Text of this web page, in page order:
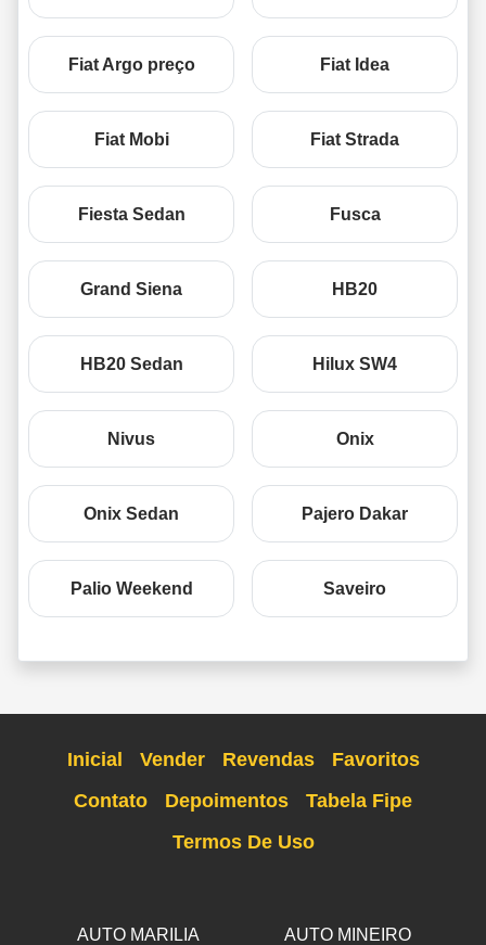
Fiat Argo preço Fiat Idea
Fiat Mobi Fiat Strada
Fiesta Sedan Fusca
Grand Siena HB20
HB20 Sedan Hilux SW4
Nivus Onix
Onix Sedan Pajero Dakar
Palio Weekend Saveiro
Inicial Vender Revendas
Favoritos
Contato
Depoimentos
Tabela Fipe
Termos De Uso
AUTO MARILIA AUTO MINEIRO